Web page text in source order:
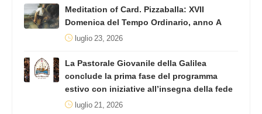
Meditation of Card. Pizzaballa: XVII
Domenica del Tempo Ordinario, anno A
luglio 23, 2026
La Pastorale Giovanile della Galilea
conclude la prima fase del programma
estivo con iniziative all’insegna della fede
luglio 21, 2026